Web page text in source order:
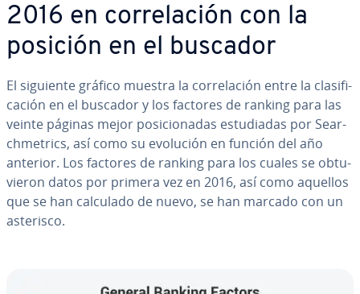
2016 en co­rre­la­ción con la
posición en el buscador
El siguiente gráfico muestra la co­rre­la­ción entre la cla­si­fi­
ca­ción en el buscador y los factores de ranking para las
veinte páginas mejor po­si­cio­na­das es­tu­dia­das por Sea­r­
ch­me­tri­cs, así como su evolución en función del año
anterior. Los factores de ranking para los cuales se ob­tu­
vie­ron datos por primera vez en 2016, así como aquellos
que se han calculado de nuevo, se han marcado con un
asterisco.